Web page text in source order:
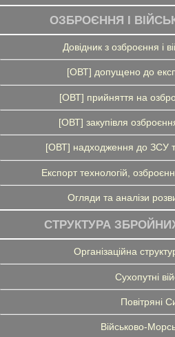
ОЗБРОЄННЯ І
Довідник з озброєння і
[ОВТ] допущено до
[ОВТ] прийняття на
[ОВТ] закупівля
[ОВТ] надходження до ЗСУ
Експорт технологій,
Огляди та аналізи
СТРУКТУРА
Організаційна
Сухопутні
Повітряні
Військово-